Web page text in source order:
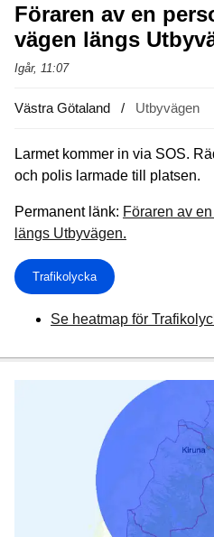
Föraren av en
vägen längs
Igår, 11:07
Västra Götaland Utbyvägen
Larmet kommer in via SOS.
och polis larmade till platsen.
Permanent länk: Föraren av
längs Utbyvägen.
Trafikolycka
Se heatmap för